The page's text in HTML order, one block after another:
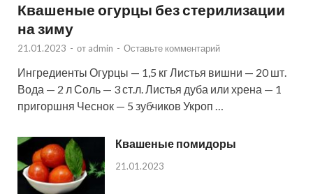
Квашеные огурцы без стерилизации
на зиму
21.01.2023 - от admin - Оставьте комментарий
Ингредиенты Огурцы — 1,5 кг Листья вишни — 20 шт.
Вода — 2 л Соль — 3 ст.л. Листья дуба или хрена — 1
пригоршня Чеснок — 5 зубчиков Укроп …
Квашеные помидоры
21.01.2023